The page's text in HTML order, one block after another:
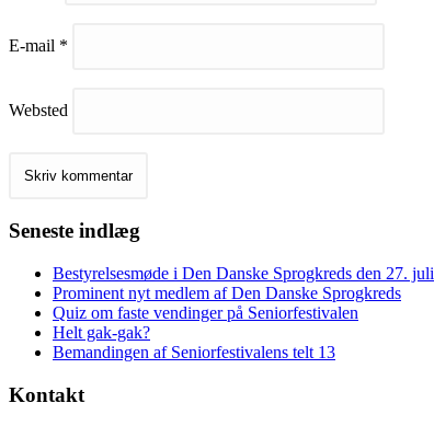
E-mail *
Websted
Seneste indlæg
Bestyrelsesmøde i Den Danske Sprogkreds den 27. juli
Prominent nyt medlem af Den Danske Sprogkreds
Quiz om faste vendinger på Seniorfestivalen
Helt gak-gak?
Bemandingen af Seniorfestivalens telt 13
Kontakt